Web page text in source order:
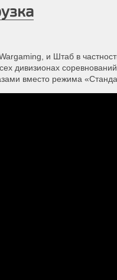
и Штаб в
дивизионах
вместо режима